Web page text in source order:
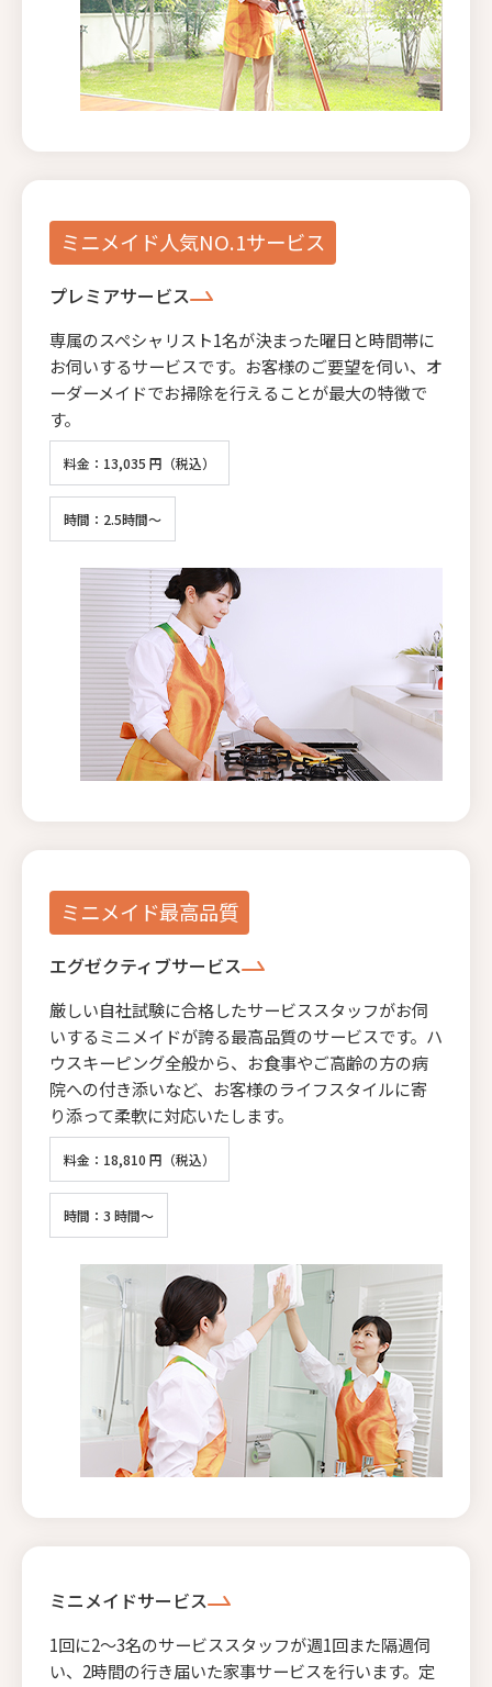
ミニメイド人気NO.1サービス
プレミアサービス
専属のスペシャリスト1名が決まった曜日と時間帯に
お伺いするサービスです。お客様のご要望を伺い、オ
ーダーメイドでお掃除を行えることが最大の特徴で
す。
料金：13,035 円（税込）
時間：2.5時間～
ミニメイド最高品質
エグゼクティブサービス
厳しい自社試験に合格したサービススタッフがお伺
いするミニメイドが誇る最高品質のサービスです。ハ
ウスキーピング全般から、お食事やご高齢の方の病
院への付き添いなど、お客様のライフスタイルに寄
り添って柔軟に対応いたします。
料金：18,810 円（税込）
時間：3 時間～
ミニメイドサービス
1回に2〜3名のサービススタッフが週1回また隔週伺
い、2時間の行き届いた家事サービスを行います。定